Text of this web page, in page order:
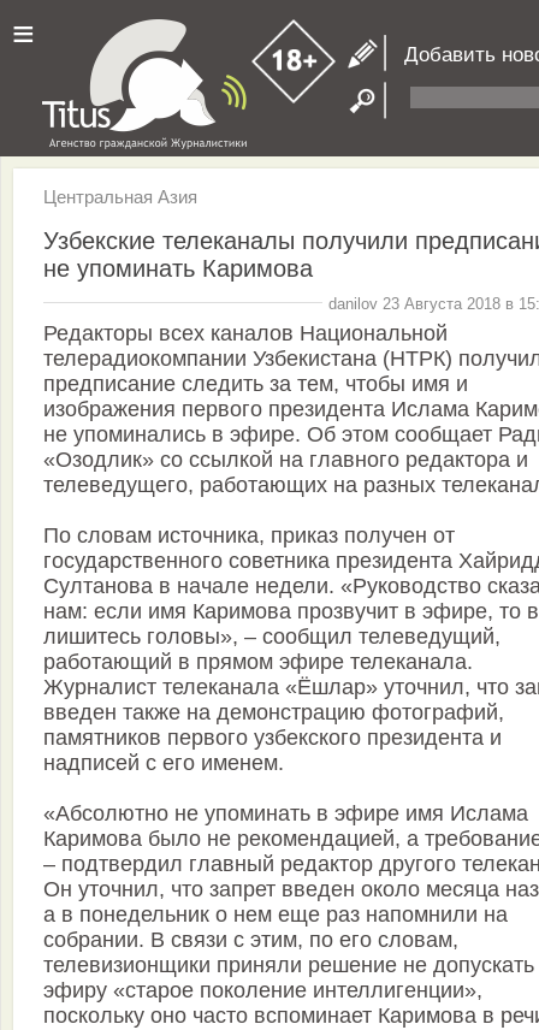
≡ Добавить
Центральная Азия
Узбекские телеканалы получили
не упоминать Каримова
danilov 23 Августа 2018 в
Редакторы всех каналов Национальной
телерадиокомпании Узбекистана (НТРК)
предписание следить за тем, чтобы имя и
изображения первого президента Ислама
не упоминались в эфире. Об этом сообщает
«Озодлик» со ссылкой на главного редактора и
телеведущего, работающих на разных
По словам источника, приказ получен от
государственного советника президента
Султанова в начале недели. «Руководство
нам: если имя Каримова прозвучит в эфире, то
лишитесь головы», – сообщил телеведущий,
работающий в прямом эфире телеканала.
Журналист телеканала «Ëшлар» уточнил, что
введен также на демонстрацию фотографий,
памятников первого узбекского президента и
надписей с его именем.
«Абсолютно не упоминать в эфире имя Ислама
Каримова было не рекомендацией, а
– подтвердил главный редактор другого
Он уточнил, что запрет введен около месяца
а в понедельник о нем еще раз напомнили на
собрании. В связи с этим, по его словам,
телевизионщики приняли решение не допускать
эфиру «старое поколение интеллигенции»,
поскольку оно часто вспоминает Каримова в